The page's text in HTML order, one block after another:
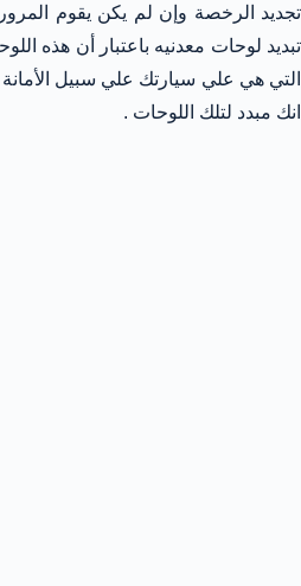
تجديد الرخصة وإن لم يكن يقوم
تبديد لوحات معدنيه باعتبار أن هذه
التي هي علي سيارتك علي سبيل
انك مبدد لتلك اللوحات .